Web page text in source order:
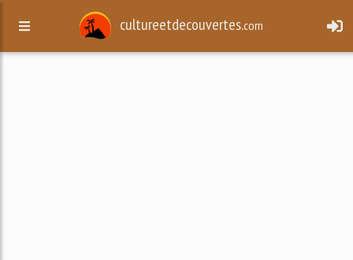
cultureetdecouvertes.com